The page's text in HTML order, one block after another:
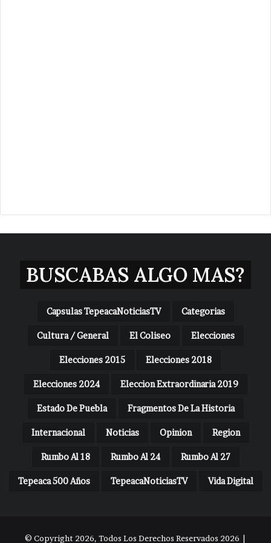
BUSCABAS ALGO MAS?
Capsulas TepeacaNoticiasTV Categorias
Cultura / General El Coliseo Elecciones
Elecciones 2015 Elecciones 2018
Elecciones 2024 Eleccion Extraordinaria 2019
Estado De Puebla Fragmentos De La Historia
Internacional Noticias Opinion Region
Rumbo Al 18 Rumbo Al 24 Rumbo Al 27
Tepeaca 500 Años TepeacaNoticiasTV Vida Digital
© Copyright 2026, Todos Los Derechos Reservados 2026 |